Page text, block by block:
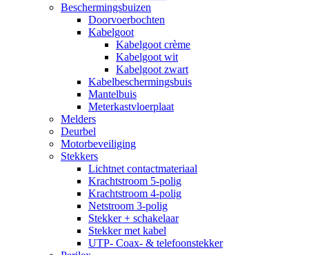
Beschermingsbuizen
Doorvoerbochten
Kabelgoot
Kabelgoot crème
Kabelgoot wit
Kabelgoot zwart
Kabelbeschermingsbuis
Mantelbuis
Meterkastvloerplaat
Melders
Deurbel
Motorbeveiliging
Stekkers
Lichtnet contactmateriaal
Krachtstroom 5-polig
Krachtstroom 4-polig
Netstroom 3-polig
Stekker + schakelaar
Stekker met kabel
UTP- Coax- & telefoonstekker